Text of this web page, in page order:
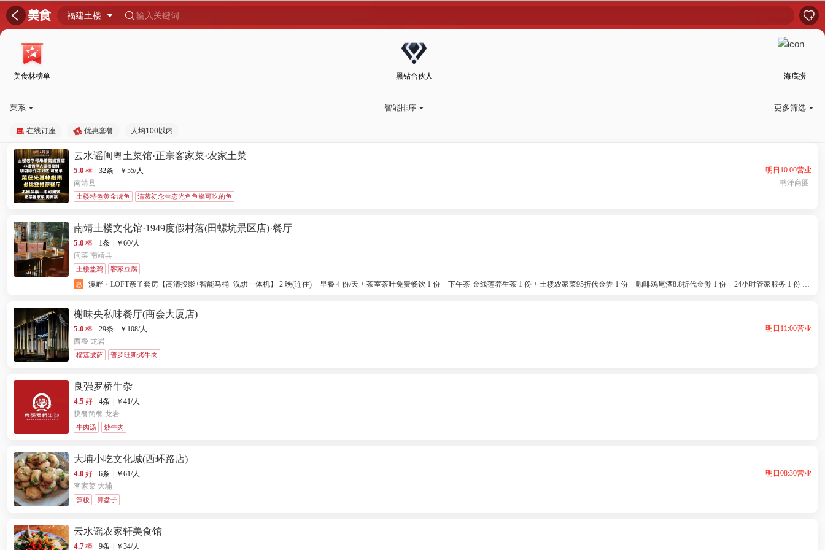
 󰦎 福建土楼   输入关键词 
美食林榜单 黑钻合伙人 海底捞
菜系  智能排序  更多筛选 
在线订座 优惠套餐 人均100以内
云水谣闽粤土菜馆·正宗客家菜·农家土菜
5.0 棒 32条 ￥ 55/人
明日10:00营业
南靖县
书洋商圈
土楼特色黄金虎鱼 清蒸初念生态光鱼鱼鳞可吃的鱼
南靖土楼文化馆·1949度假村落(田螺坑景区店)·餐厅
5.0 棒 1条 ￥ 60/人
闽菜 南靖县
土楼盐鸡 客家豆腐
惠
溪畔・LOFT亲子套房【高清投影+智能马桶+洗烘一体机】 2 晚(连住) + 早餐 4 份/天 + 茶室茶叶免费畅饮 1 份 + 下午茶-金线莲养生茶 1 份 + 土楼农家菜95折代金券 1 份 + 咖啡鸡尾酒8.8折代金劵 1 份 + 24小时管家服务 1 份 +
榭味央私味餐厅(商会大厦店)
5.0 棒 29条 ￥ 108/人
明日11:00营业
西餐 龙岩
榴莲披萨 普罗旺斯烤牛肉
良强罗桥牛杂
4.5 好 4条 ￥ 41/人
快餐简餐 龙岩
牛肉汤 炒牛肉
大埔小吃文化城(西环路店)
4.0 好 6条 ￥ 61/人
明日08:30营业
客家菜 大埔
笋粄 算盘子
云水谣农家轩美食馆
4.7棒 9条 ￥ 34/人